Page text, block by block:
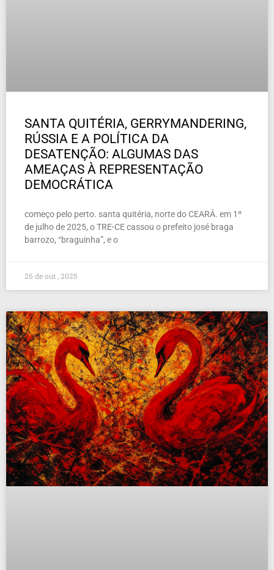
SANTA QUITÉRIA, GERRYMANDERING,
RÚSSIA E A POLÍTICA DA
DESATENÇÃO: ALGUMAS DAS
AMEAÇAS À REPRESENTAÇÃO
DEMOCRÁTICA
começo pelo perto. santa quitéria, norte do CEARÁ. em 1º
de julho de 2025, o TRE-CE cassou o prefeito josé braga
barrozo, “braguinha”, e o
26 de out , 2025